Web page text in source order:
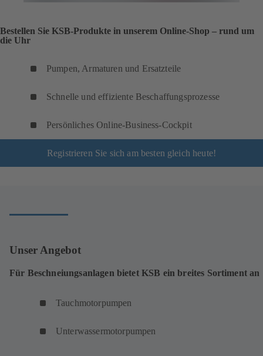
Bestellen Sie KSB-Produkte in unserem Online-Shop – rund um
die Uhr
Pumpen, Armaturen und Ersatzteile
Schnelle und effiziente Beschaffungsprozesse
Persönliches Online-Business-Cockpit
Registrieren Sie sich am besten gleich heute!
Unser Angebot
Für Beschneiungsanlagen bietet KSB ein breites Sortiment an
Tauchmotorpumpen
Unterwassermotorpumpen